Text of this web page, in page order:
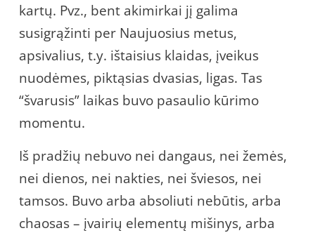
kartų. Pvz., bent akimirkai jį galima
susigrąžinti per Naujuosius metus,
apsivalius, t.y. ištaisius klaidas, įveikus
nuodėmes, piktąsias dvasias, ligas. Tas
“švarusis” laikas buvo pasaulio kūrimo
momentu.
Iš pradžių nebuvo nei dangaus, nei žemės,
nei dienos, nei nakties, nei šviesos, nei
tamsos. Buvo arba absoliuti nebūtis, arba
chaosas – įvairių elementų mišinys, arba